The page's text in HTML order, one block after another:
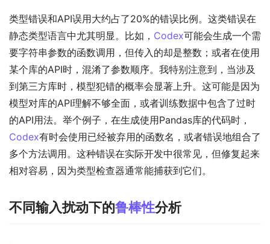
类型错误和API误用大约占了20%的错误比例。这类错误在
静态类型语言中尤其明显。比如， Codex可能会生成一个需
要字符串参数的函数调用，但传入的却是整数；或者在使用
某个库的API时，混淆了参数顺序。我特别注意到，当涉及
到第三方库时，模型犯错的概率会显著上升。这可能是因为
模型对库的API理解不够全面，或者训练数据中包含了过时
的API用法。举个例子，在生成使用Pandas库的代码时，
Codex有时会使用已经被弃用的函数名，或者错误地组合了
多个方法调用。这种错误在实际开发中很常见，但修复起来
相对容易，因为类型检查器通常能捕获到它们。
不同输入扰动下的鲁棒性分析